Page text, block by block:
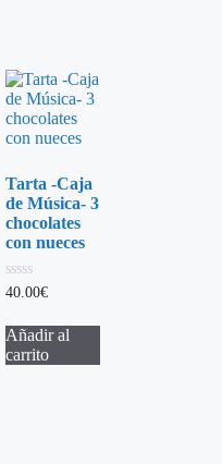
Tarta -Caja
de Música- 3
chocolates
con nueces
0
40.00€
Añadir al
carrito